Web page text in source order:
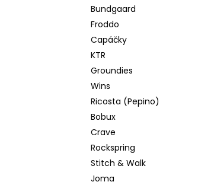
Bundgaard
Froddo
Capáčky
KTR
Groundies
Wins
Ricosta (Pepino)
Bobux
Crave
Rockspring
Stitch & Walk
Joma